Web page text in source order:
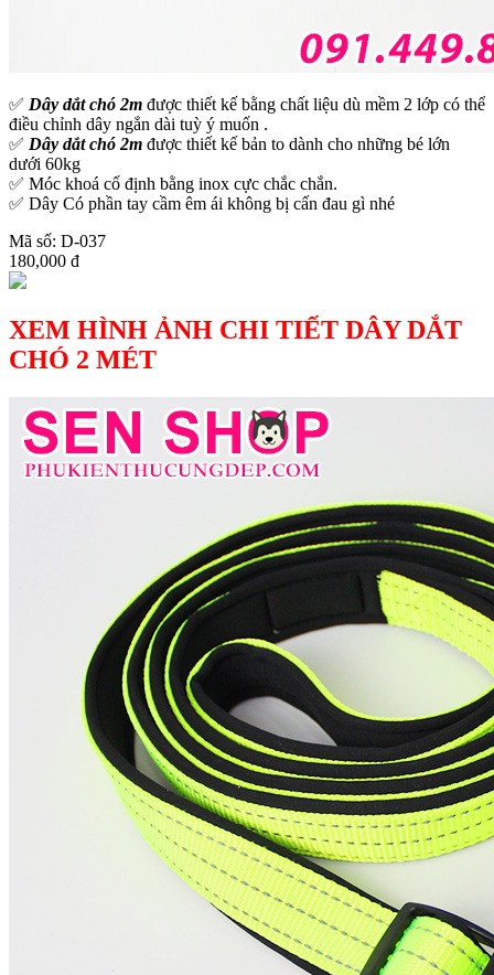
✅ Dây dắt chó 2m được thiết kế bằng chất liệu dù mềm 2 lớp có thể
điều chỉnh dây ngắn dài tuỳ ý muốn .
✅ Dây dắt chó 2m được thiết kế bản to dành cho những bé lớn
dưới 60kg
✅ Móc khoá cố định bằng inox cực chắc chắn.
✅ Dây Có phần tay cầm êm ái không bị cấn đau gì nhé
Mã số: D-037
180,000 đ
XEM HÌNH ẢNH CHI TIẾT DÂY DẮT
CHÓ 2 MÉT